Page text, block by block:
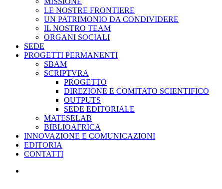
LE NOSTRE FRONTIERE
UN PATRIMONIO DA CONDIVIDERE
IL NOSTRO TEAM
ORGANI SOCIALI
SEDE
PROGETTI PERMANENTI
SBAM
SCRIPTVRA
PROGETTO
DIREZIONE E COMITATO SCIENTIFICO
OUTPUTS
SEDE EDITORIALE
MATESELAB
BIBLIOAFRICA
INNOVAZIONE E COMUNICAZIONI
EDITORIA
CONTATTI